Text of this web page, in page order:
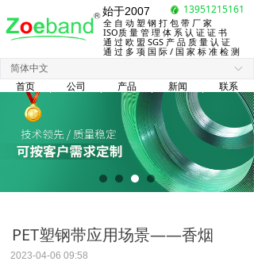
始于2007 13951215161
全 自 动 塑 钢 打 包 带 厂 家
ISO质 量 管 理 体 系 认 证 证 书
通 过 欧 盟 SGS 产 品 质 量 认 证
通 过 多 项 国 际 / 国 家 标 准 检 测
首页 公司 产品 新闻 联系
ꀅ
简体中文
PET塑钢带应用场景——香烟
2023-04-06 09:58